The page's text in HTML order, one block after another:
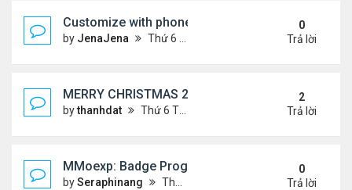
Customize with phone ringtones
by JenaJena Thứ 6 Tháng 1 03, 2025 1:20 am
0
Trả lời
MERRY CHRISTMAS 2024 & HAPPY NEW YEAR
bythanhdat Thứ 6 Tháng 12 20, 2024 2:25 pm
2
Trả lời
MMoexp: Badge Progression in NBA 2K25 is
bySeraphinang Thứ 3 Tháng 11 26, 2024 7:47 pm
0
Trả lời